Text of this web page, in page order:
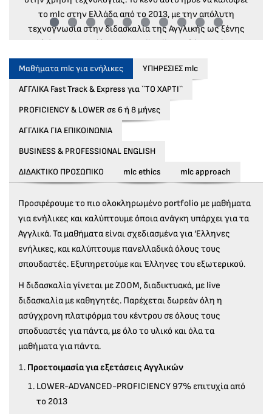
Μαθήματα mlc για ενήλικες
ΥΠΗΡΕΣΙΕΣ mlc
AΓΓΛΙΚΑ Fast Track & Express για ``ΤΟ ΧΑΡΤΙ``
PROFICIENCY & LOWER σε 6 ή 8 μήνες
ΑΓΓΛΙΚΑ ΓΙΑ ΕΠΙΚΟΙΝΩΝΙΑ
BUSINESS & PROFESSIONAL ENGLISH
ΔΙΔΑΚΤΙΚΟ ΠΡΟΣΩΠΙΚΟ
mlc ethics mlc approach
Προσφέρουμε το πιο ολοκληρωμένο portfolio με μαθήματα
για ενήλικες και καλύπτουμε όποια ανάγκη υπάρχει για τα
Αγγλικά. Τα μαθήματα είναι σχεδιασμένα για ‘Ελληνες
ενήλικες, και καλύπτουμε πανελλαδικά όλους τους
σπουδαστές. Εξυπηρετούμε και Έλληνες του εξωτερικού.
Η διδασκαλία γίνεται με ΖΟΟΜ, διαδικτυακά, με live
διδασκαλία με καθηγητές. Παρέχεται δωρεάν όλη η
ασύγχρονη πλατφόρμα του κέντρου σε όλους τους
σποδυαστές για πάντα, με όλο το υλικό και όλα τα
μαθήματα για πάντα.
Προετοιμασία για εξετάσεις Αγγλικών
LOWER-ADVANCED-PROFICIENCY 97% επιτυχία από
το 2013